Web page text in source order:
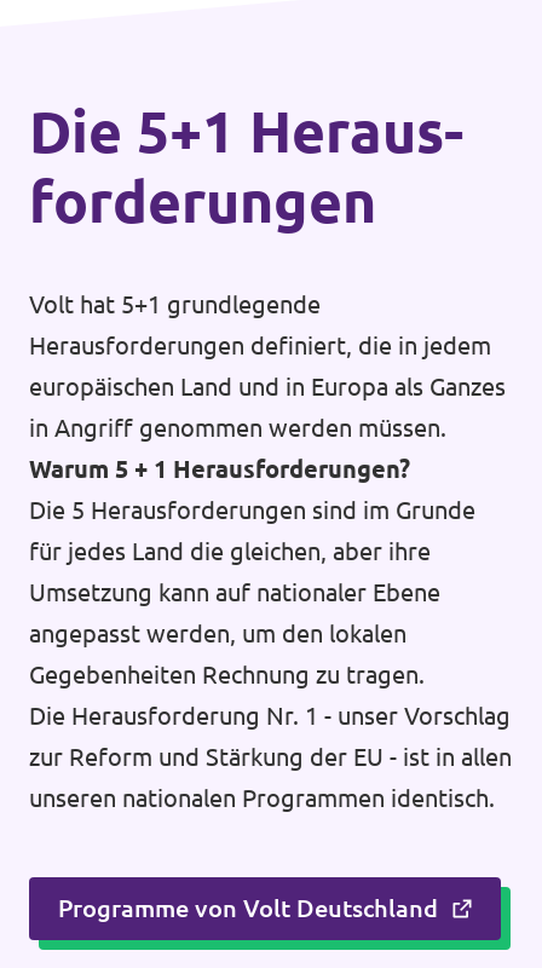
Die 5+1 Heraus­
forderungen
Volt hat 5+1 grundlegende
Herausforderungen definiert, die in jedem
europäischen Land und in Europa als Ganzes
in Angriff genommen werden müssen.
Warum 5 + 1 Herausforderungen?
Die 5 Herausforderungen sind im Grunde
für jedes Land die gleichen, aber ihre
Umsetzung kann auf nationaler Ebene
angepasst werden, um den lokalen
Gegebenheiten Rechnung zu tragen.
Die Herausforderung Nr. 1 - unser Vorschlag
zur Reform und Stärkung der EU - ist in allen
unseren nationalen Programmen identisch.
Programme von Volt Deutschland